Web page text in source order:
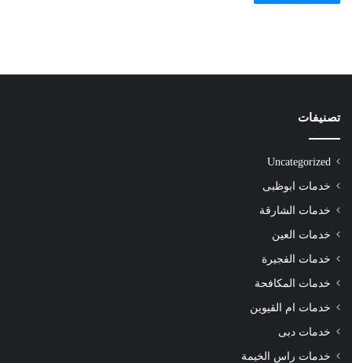
تصنيفات
Uncategorized
خدمات ابوظبى
خدمات الشارقة
خدمات العين
خدمات الفجيرة
خدمات المكافحة
خدمات ام القيوين
خدمات دبى
خدمات راس الخيمة